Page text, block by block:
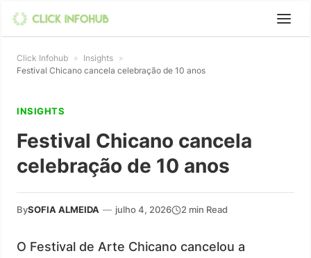
Click Infohub » Insights »
Festival Chicano cancela celebração de 10 anos
INSIGHTS
Festival Chicano cancela
celebração de 10 anos
BySOFIA ALMEIDA — julho 4, 2026 2 min Read
O Festival de Arte Chicano cancelou a